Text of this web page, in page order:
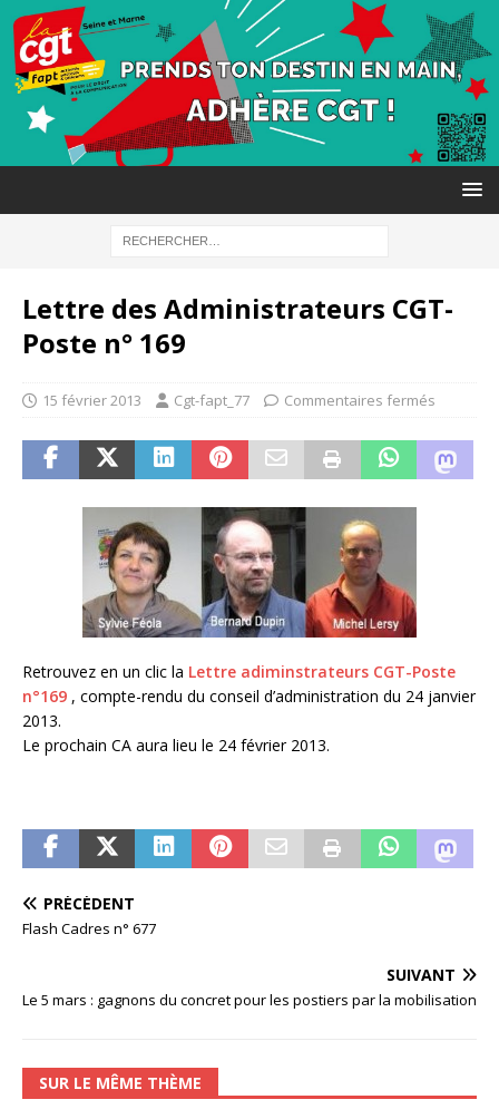
Lettre des Administrateurs CGT-
Poste n° 169
15 février 2013 Cgt-fapt_77 Commentaires fermés
Retrouvez en un clic la Lettre adiminstrateurs CGT-Poste
n°169 , compte-rendu du conseil d’administration du 24 janvier
2013.
Le prochain CA aura lieu le 24 février 2013.
PRÉCÉDENT
Flash Cadres n° 677
SUIVANT
Le 5 mars : gagnons du concret pour les postiers par la mobilisation
SUR LE MÊME THÈME